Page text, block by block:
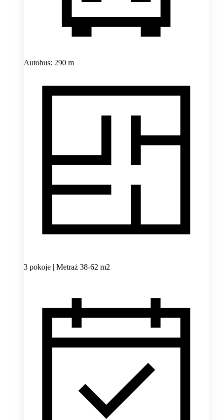
Autobus: 290 m
3 pokoje | Metraż 38-62 m2